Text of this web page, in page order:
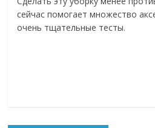
сейчас помогает множество
очень тщательные тесты.